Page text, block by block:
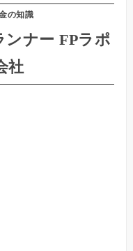
の知識
ナー FPラポ
社